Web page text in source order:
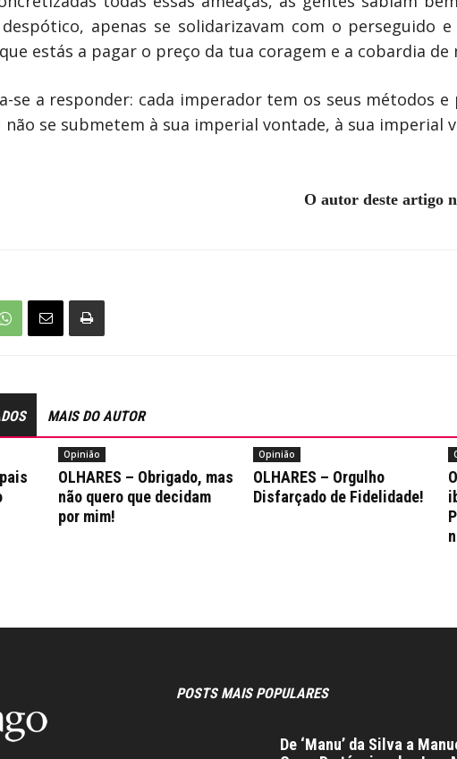
apenas se solidarizavam com o perseguido
estás a pagar o preço da tua coragem e a cobardia de
se a responder: cada imperador tem os seus métodos
se submetem à sua imperial vontade, à sua imperial
O autor deste artigo
MAIS DO AUTOR
Opinião
OLHARES – Obrigado, mas
não quero que decidam
por mim!
Opinião
OLHARES – Orgulho
Disfarçado de Fidelidade!
POSTS MAIS POPULARES
De ‘Manu’ da Silva a